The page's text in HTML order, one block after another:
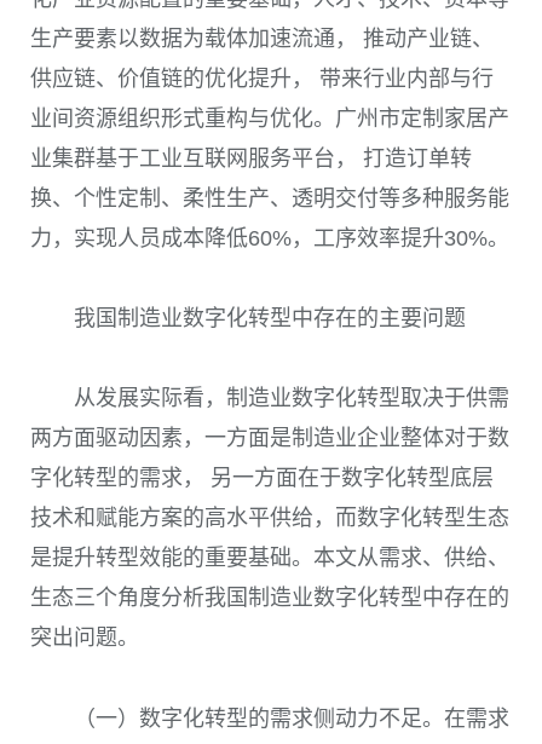
生产要素以数据为载体加速流通， 推动产业链、
供应链、价值链的优化提升， 带来行业内部与行
业间资源组织形式重构与优化。广州市定制家居产
业集群基于工业互联网服务平台， 打造订单转
换、个性定制、柔性生产、透明交付等多种服务能
力，实现人员成本降低60%，工序效率提升30%。
我国制造业数字化转型中存在的主要问题
从发展实际看，制造业数字化转型取决于供需
两方面驱动因素，一方面是制造业企业整体对于数
字化转型的需求， 另一方面在于数字化转型底层
技术和赋能方案的高水平供给，而数字化转型生态
是提升转型效能的重要基础。本文从需求、供给、
生态三个角度分析我国制造业数字化转型中存在的
突出问题。
（一）数字化转型的需求侧动力不足。在需求